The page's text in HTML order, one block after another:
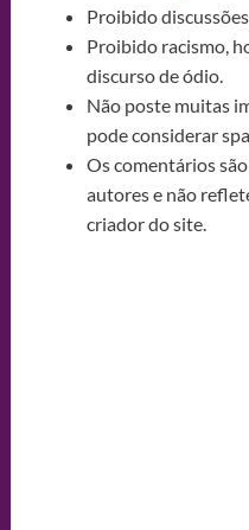
Proibido
Proibido racismo,
discurso de ódio.
Não poste muitas
pode considerar
Os comentários
autores e não
criador do site.